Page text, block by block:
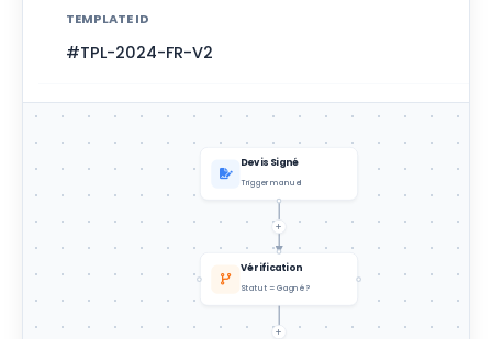
Devis Signé
Trigger manuel
Vérification
Statut = Gagné ?
TEMPLATE ID
#TPL-2024-FR-V2
ASSIGNÉ À
Service Comptabilité
Immédiat